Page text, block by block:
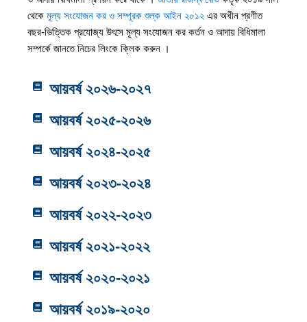
থেকে মূল্য সংযোজন কর ও সম্পূরক শুল্ক আইন ২০১২ এর অধীন প্রণীত
বছর-ভিত্তিক প্রযোজ্য উৎসে মূল্য সংযোজন কর কর্তন ও আদায় বিধিমালা
সম্পর্কে জানতে নিচের লিংকে ক্লিক করুন ।
আয়বর্ষ ২০২৬-২০২৭
আয়বর্ষ ২০২৫-২০২৬
আয়বর্ষ ২০২৪-২০২৫
আয়বর্ষ ২০২৩-২০২৪
আয়বর্ষ ২০২২-২০২৩
আয়বর্ষ ২০২১-২০২২
আয়বর্ষ ২০২০-২০২১
আয়বর্ষ ২০১৯-২০২০